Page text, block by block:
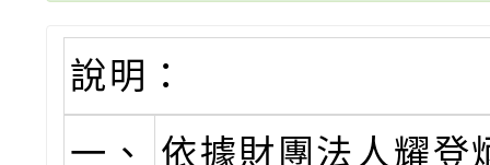
說明：
一、
依據財團法人耀登